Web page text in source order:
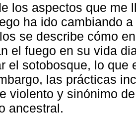
los aspectos que me
ha ido cambiando
se describe cómo
el fuego en su vida
el sotobosque, lo que
las prácticas
violento y sinónimo
ancestral.